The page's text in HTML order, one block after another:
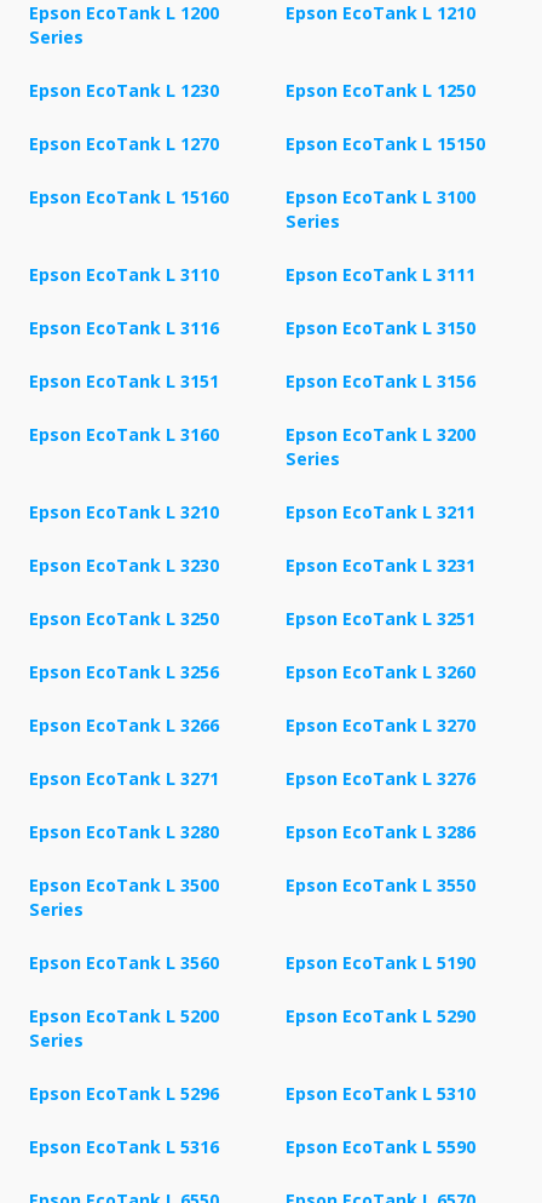
Epson EcoTank L 1200
Series
Epson EcoTank L 1210
Epson EcoTank L 1230 Epson EcoTank L 1250
Epson EcoTank L 1270 Epson EcoTank L 15150
Epson EcoTank L 15160
Epson EcoTank L 3100
Series
Epson EcoTank L 3110 Epson EcoTank L 3111
Epson EcoTank L 3116 Epson EcoTank L 3150
Epson EcoTank L 3151 Epson EcoTank L 3156
Epson EcoTank L 3160
Epson EcoTank L 3200
Series
Epson EcoTank L 3210 Epson EcoTank L 3211
Epson EcoTank L 3230 Epson EcoTank L 3231
Epson EcoTank L 3250 Epson EcoTank L 3251
Epson EcoTank L 3256 Epson EcoTank L 3260
Epson EcoTank L 3266 Epson EcoTank L 3270
Epson EcoTank L 3271 Epson EcoTank L 3276
Epson EcoTank L 3280 Epson EcoTank L 3286
Epson EcoTank L 3500
Series
Epson EcoTank L 3550
Epson EcoTank L 3560 Epson EcoTank L 5190
Epson EcoTank L 5200
Series
Epson EcoTank L 5290
Epson EcoTank L 5296 Epson EcoTank L 5310
Epson EcoTank L 5316 Epson EcoTank L 5590